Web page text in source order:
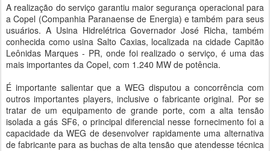
A realização do serviço garantiu maior segurança operacional para
a Copel (Companhia Paranaense de Energia) e também para seus
usuários. A Usina Hidrelétrica Governador José Richa, também
conhecida como usina Salto Caxias, localizada na cidade Capitão
Leônidas Marques - PR, onde foi realizado o serviço, é uma das
mais importantes da Copel, com 1.240 MW de potência.
É importante salientar que a WEG disputou a concorrência com
outros importantes players, inclusive o fabricante original. Por se
tratar de um equipamento de grande porte, com a alta tensão
isolada a gás SF6, o principal diferencial nesse fornecimento foi a
capacidade da WEG de desenvolver rapidamente uma alternativa
de fabricante para as buchas de alta tensão que atendesse técnica